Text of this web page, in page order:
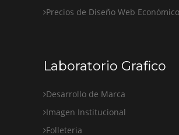
Precios de Diseño Web
Laboratorio Grafico
Desarrollo de Marca
Imagen Institucional
Folleteria